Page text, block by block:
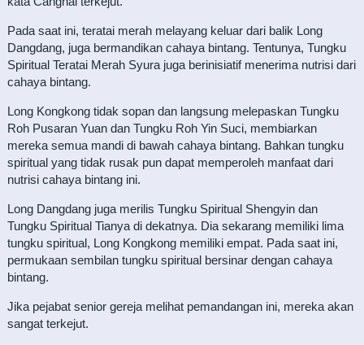
Pada saat ini, teratai merah melayang keluar dari balik Long
Dangdang, juga bermandikan cahaya bintang. Tentunya, Tungku
Spiritual Teratai Merah Syura juga berinisiatif menerima nutrisi dari
cahaya bintang.
Long Kongkong tidak sopan dan langsung melepaskan Tungku
Roh Pusaran Yuan dan Tungku Roh Yin Suci, membiarkan
mereka semua mandi di bawah cahaya bintang. Bahkan tungku
spiritual yang tidak rusak pun dapat memperoleh manfaat dari
nutrisi cahaya bintang ini.
Long Dangdang juga merilis Tungku Spiritual Shengyin dan
Tungku Spiritual Tianya di dekatnya. Dia sekarang memiliki lima
tungku spiritual, Long Kongkong memiliki empat. Pada saat ini,
permukaan sembilan tungku spiritual bersinar dengan cahaya
bintang.
Jika pejabat senior gereja melihat pemandangan ini, mereka akan
sangat terkejut.